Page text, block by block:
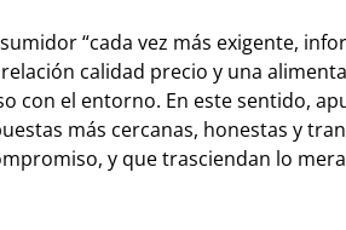
“cada vez más exigente,
calidad precio y una
con el entorno. En este sentido,
más cercanas, honestas y
y que trasciendan lo